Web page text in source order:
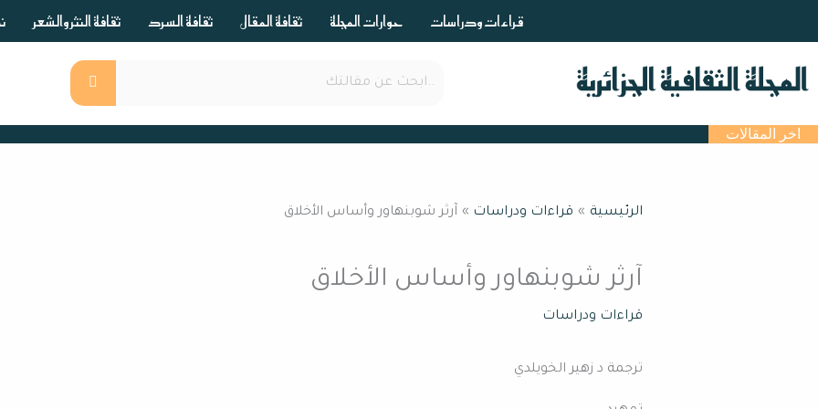
المحتوى
قراءات ودراسات حوارات المجلة ثقافة المقال ثقافة السرد ثقافة النثر والشعر
اخر المقالات
الرئيسية قراءات ودراسات آرثر شوبنهاور وأساس الأخلاق
آرثر شوبنهاور وأساس الأخلاق
قراءات ودراسات
ترجمة د زهير الخويلدي